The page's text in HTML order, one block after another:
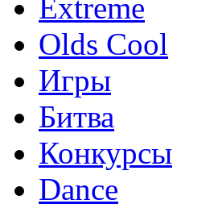
Extreme
Olds Cool
Игры
Битва
Конкурсы
Dance